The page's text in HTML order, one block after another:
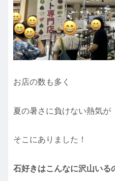
お店の数も多く
夏の暑さに負けない熱気が
そこにありました！
石好きはこんなに沢山いる